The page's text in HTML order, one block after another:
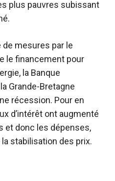
plus pauvres subissant
mesures par le
le financement pour
la Banque
Grande-Bretagne
récession. Pour en
d’intérêt ont augmenté
et donc les dépenses,
stabilisation des prix.